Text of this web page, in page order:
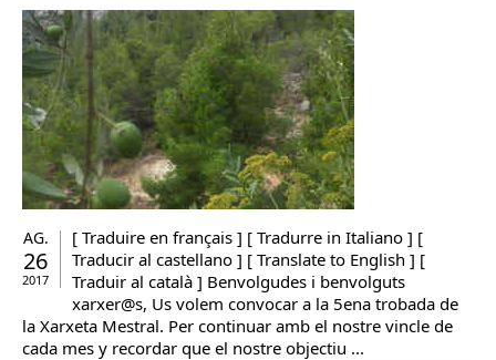
AG.
26
2017
[ Traduire en français ] [ Tradurre in Italiano ] [
Traducir al castellano ] [ Translate to English ] [
Traduir al català ] Benvolgudes i benvolguts
xarxer@s, Us volem convocar a la 5ena trobada de
la Xarxeta Mestral. Per continuar amb el nostre vincle de
cada mes y recordar que el nostre objectiu ...